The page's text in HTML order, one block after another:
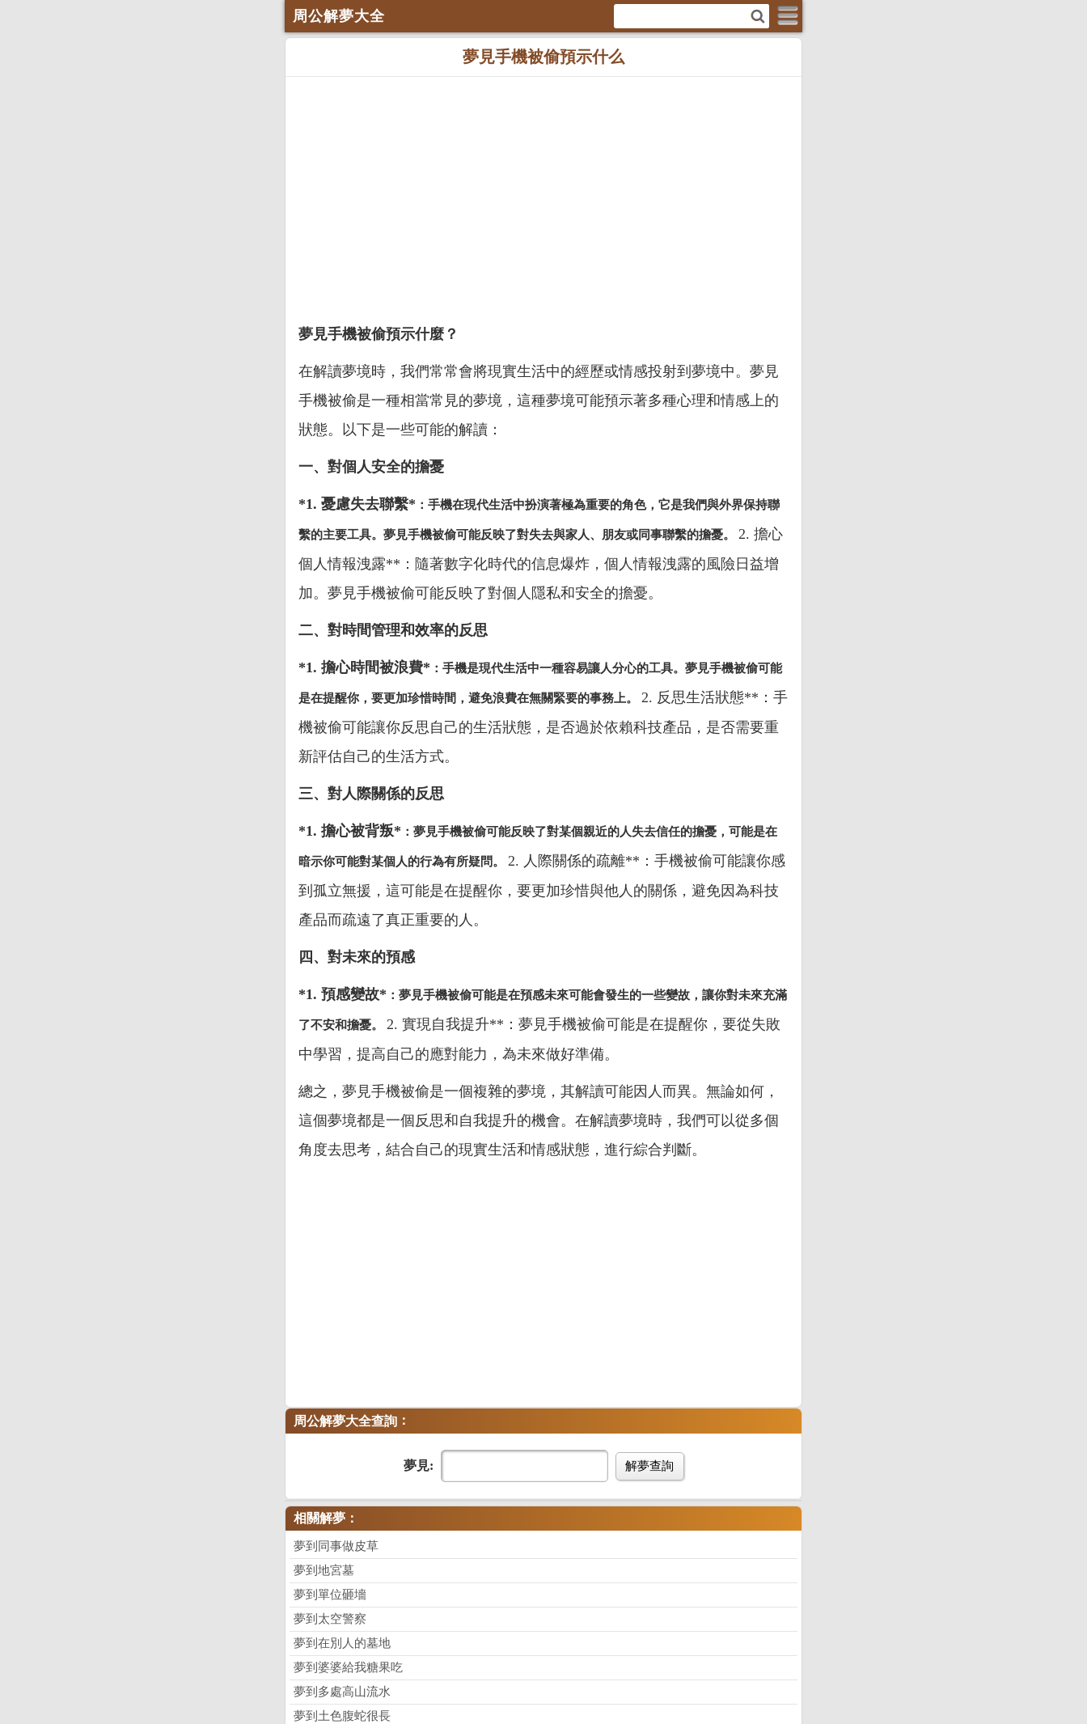
周公解夢大全
夢見手機被偷預示什么
夢見手機被偷預示什麼？
在解讀夢境時，我們常常會將現實生活中的經歷或情感投射到夢境中。夢見
手機被偷是一種相當常見的夢境，這種夢境可能預示著多種心理和情感上的
狀態。以下是一些可能的解讀：
一、對個人安全的擔憂
*1. 憂慮失去聯繫* ：手機在現代生活中扮演著極為重要的角色，它是我們與外界保持聯
繫的主要工具。夢見手機被偷可能反映了對失去與家人、朋友或同事聯繫的擔憂。 2. 擔心
個人情報洩露**：隨著數字化時代的信息爆炸，個人情報洩露的風險日益增
加。夢見手機被偷可能反映了對個人隱私和安全的擔憂。
二、對時間管理和效率的反思
*1. 擔心時間被浪費* ：手機是現代生活中一種容易讓人分心的工具。夢見手機被偷可能
是在提醒你，要更加珍惜時間，避免浪費在無關緊要的事務上。 2. 反思生活狀態**：手
機被偷可能讓你反思自己的生活狀態，是否過於依賴科技產品，是否需要重
新評估自己的生活方式。
三、對人際關係的反思
*1. 擔心被背叛* ：夢見手機被偷可能反映了對某個親近的人失去信任的擔憂，可能是在
暗示你可能對某個人的行為有所疑問。 2. 人際關係的疏離**：手機被偷可能讓你感
到孤立無援，這可能是在提醒你，要更加珍惜與他人的關係，避免因為科技
產品而疏遠了真正重要的人。
四、對未來的預感
*1. 預感變故* ：夢見手機被偷可能是在預感未來可能會發生的一些變故，讓你對未來充滿
了不安和擔憂。 2. 實現自我提升**：夢見手機被偷可能是在提醒你，要從失敗
中學習，提高自己的應對能力，為未來做好準備。
總之，夢見手機被偷是一個複雜的夢境，其解讀可能因人而異。無論如何，
這個夢境都是一個反思和自我提升的機會。在解讀夢境時，我們可以從多個
角度去思考，結合自己的現實生活和情感狀態，進行綜合判斷。
周公解夢大全查詢 ：
夢見: 解夢查詢
相關解夢：
夢到同事做皮草
夢到地宮墓
夢到單位砸墻
夢到太空警察
夢到在別人的墓地
夢到婆婆給我糖果吃
夢到多處高山流水
夢到土色腹蛇很長